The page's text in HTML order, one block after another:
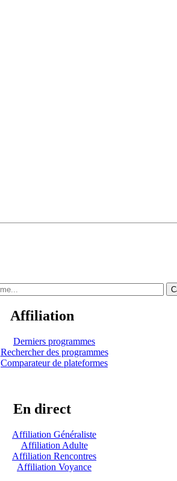
Affiliation
Derniers programmes
Rechercher des programmes
Comparateur de plateformes
En direct
Affiliation Généraliste
Affiliation Adulte
Affiliation Rencontres
Affiliation Voyance